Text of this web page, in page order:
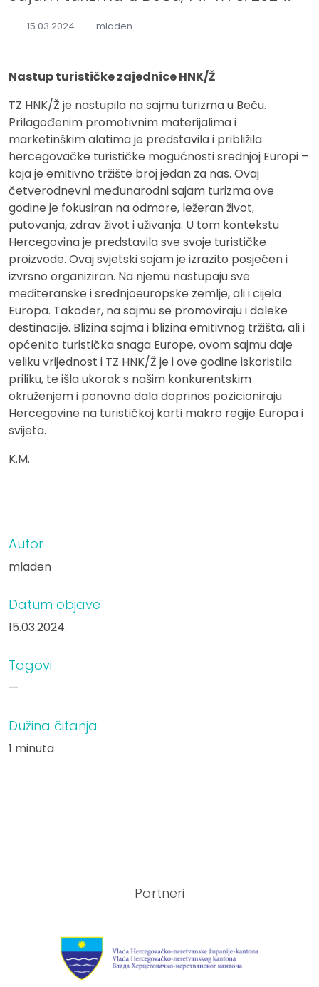
15.03.2024. mladen
Nastup turističke zajednice HNK/Ž
TZ HNK/Ž je nastupila na sajmu turizma u Beču.
Prilagođenim promotivnim materijalima i
marketinškim alatima je predstavila i približila
hercegovačke turističke mogućnosti srednjoj Europi –
koja je emitivno tržište broj jedan za nas. Ovaj
četverodnevni međunarodni sajam turizma ove
godine je fokusiran na odmore, ležeran život,
putovanja, zdrav život i uživanja. U tom kontekstu
Hercegovina je predstavila sve svoje turističke
proizvode. Ovaj svjetski sajam je izrazito posjećen i
izvrsno organiziran. Na njemu nastupaju sve
mediteranske i srednjoeuropske zemlje, ali i cijela
Europa. Također, na sajmu se promoviraju i daleke
destinacije. Blizina sajma i blizina emitivnog tržišta, ali i
općenito turistička snaga Europe, ovom sajmu daje
veliku vrijednost i TZ HNK/Ž je i ove godine iskoristila
priliku, te išla ukorak s našim konkurentskim
okruženjem i ponovno dala doprinos pozicioniraju
Hercegovine na turističkoj karti makro regije Europa i
svijeta.
K.M.
Autor
mladen
Datum objave
15.03.2024.
Tagovi
—
Dužina čitanja
1 minuta
Partneri